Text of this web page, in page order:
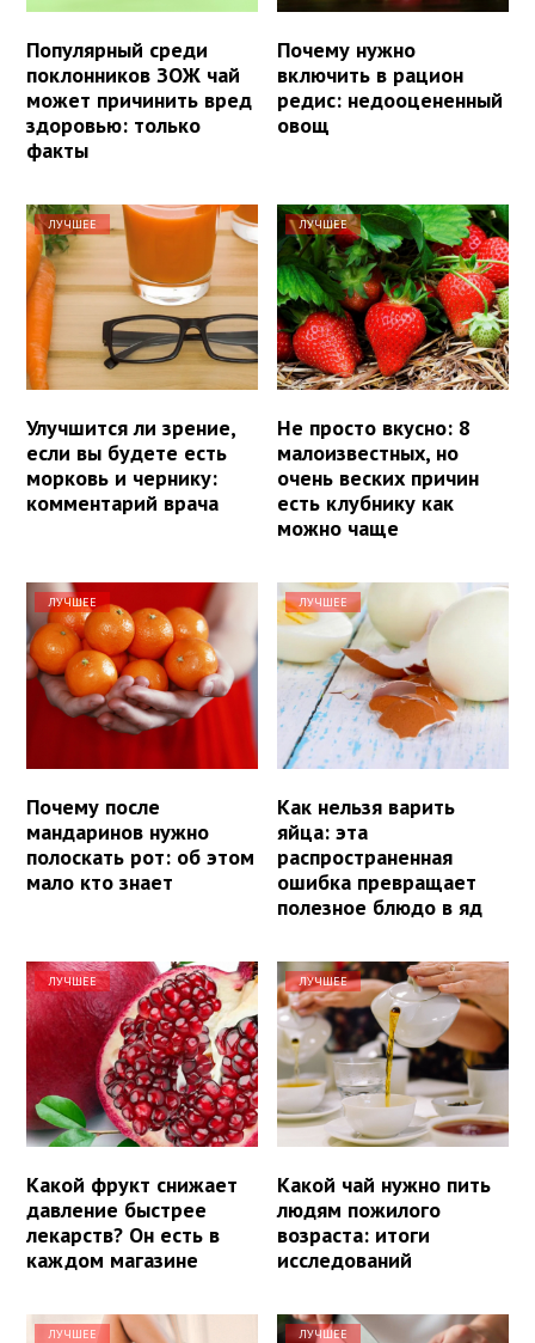
Популярный среди
поклонников ЗОЖ чай
может причинить вред
здоровью: только
факты
Почему нужно
включить в рацион
редис: недооцененный
овощ
ЛУЧШЕЕ
Улучшится ли зрение,
если вы будете есть
морковь и чернику:
комментарий врача
ЛУЧШЕЕ
Не просто вкусно: 8
малоизвестных, но
очень веских причин
есть клубнику как
можно чаще
ЛУЧШЕЕ
Почему после
мандаринов нужно
полоскать рот: об этом
мало кто знает
ЛУЧШЕЕ
Как нельзя варить
яйца: эта
распространенная
ошибка превращает
полезное блюдо в яд
ЛУЧШЕЕ
Какой фрукт снижает
давление быстрее
лекарств? Он есть в
каждом магазине
ЛУЧШЕЕ
Какой чай нужно пить
людям пожилого
возраста: итоги
исследований
ЛУЧШЕЕ ЛУЧШЕЕ